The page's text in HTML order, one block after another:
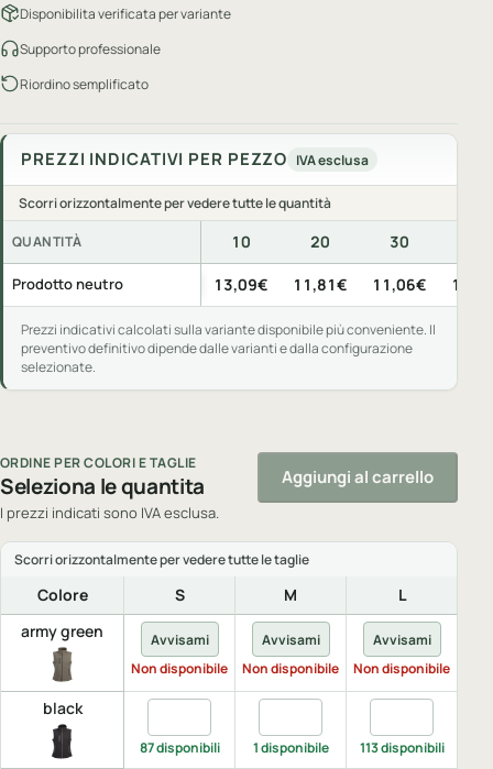
Disponibilita verificata per variante
Supporto professionale
Riordino semplificato
PREZZI INDICATIVI PER PEZZO IVA esclusa
Scorri orizzontalmente per vedere tutte le quantità
Prezzi indicativi per pezzo, IVA esclusa, per quantità di
QUANTITÀ 10 20 30
Prodotto neutro 13,09€ 11,81€ 11,06€
Prezzi indicativi calcolati sulla variante disponibile più conveniente. Il
preventivo definitivo dipende dalle varianti e dalla configurazione
selezionate.
ORDINE PER COLORI E TAGLIE
Seleziona le quantita
I prezzi indicati sono IVA esclusa.
Aggiungi al carrello
Colore S M
L
army green
Avvisami
Non disponibile
Avvisami
Non disponibile
Avvisami
Non disponibile
black
87 disponibili 1 disponibile 113 disponibili